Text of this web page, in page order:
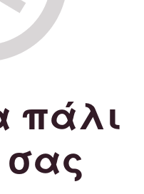
πάλι
σας